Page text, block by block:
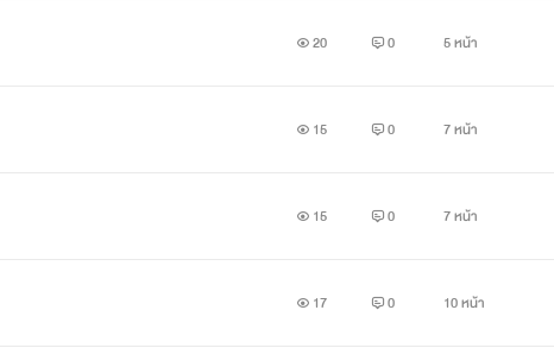
20 0 5 หน้า
15 0 7 หน้า
15 0 7 หน้า
17 0 10 หน้า